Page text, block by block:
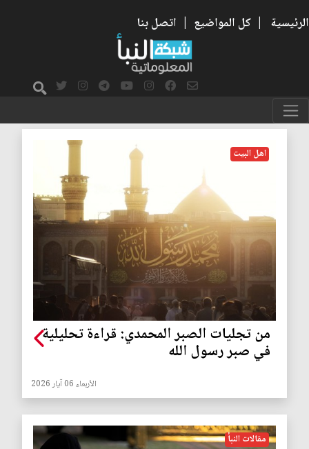
الرئيسية | كل المواضيع | اتصل بنا
الصبر
اهل البيت
من تجليات الصبر المحمدي: قراءة تحليلية
في صبر رسول الله
الأربعاء 06 آيار 2026
مقالات النبأ